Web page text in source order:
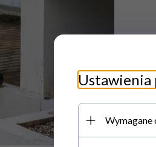
Ustawienia
Wymagane